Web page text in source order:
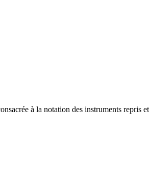
à la notation des instruments repris